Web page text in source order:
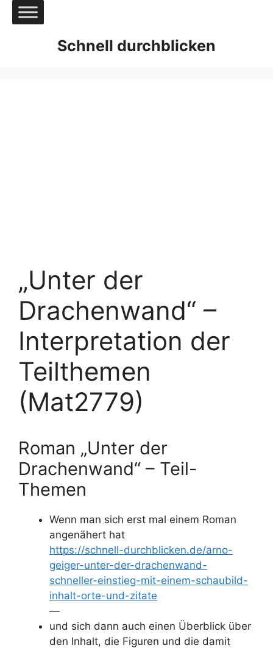
Zum
Inhalt
Schnell durchblicken
„Unter der
Drachenwand“ –
Interpretation der
Teilthemen
(Mat2779)
Roman „Unter der
Drachenwand“ – Teil-
Themen
Wenn man sich erst mal einem Roman
angenähert hat
https://schnell-durchblicken.de/arno-
geiger-unter-der-drachenwand-
schneller-einstieg-mit-einem-schaubild-
inhalt-orte-und-zitate
—
und sich dann auch einen Überblick über
den Inhalt, die Figuren und die damit